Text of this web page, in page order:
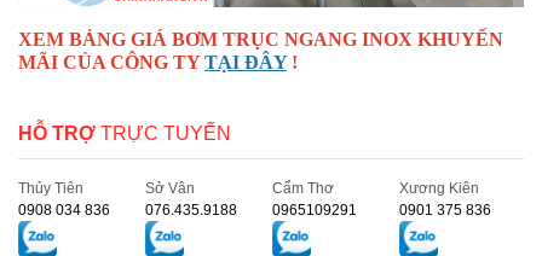
XEM BẢNG GIÁ BƠM TRỤC NGANG INOX KHUYẾN
MÃI CỦA CÔNG TYTẠI ĐÂY!
HỖ TRỢ TRỰC TUYẾN
Thủy Tiên
0908 034 836
Sở Vân
076.435.9188
Cẩm Thơ
0965109291
Xương Kiên
0901 375 836